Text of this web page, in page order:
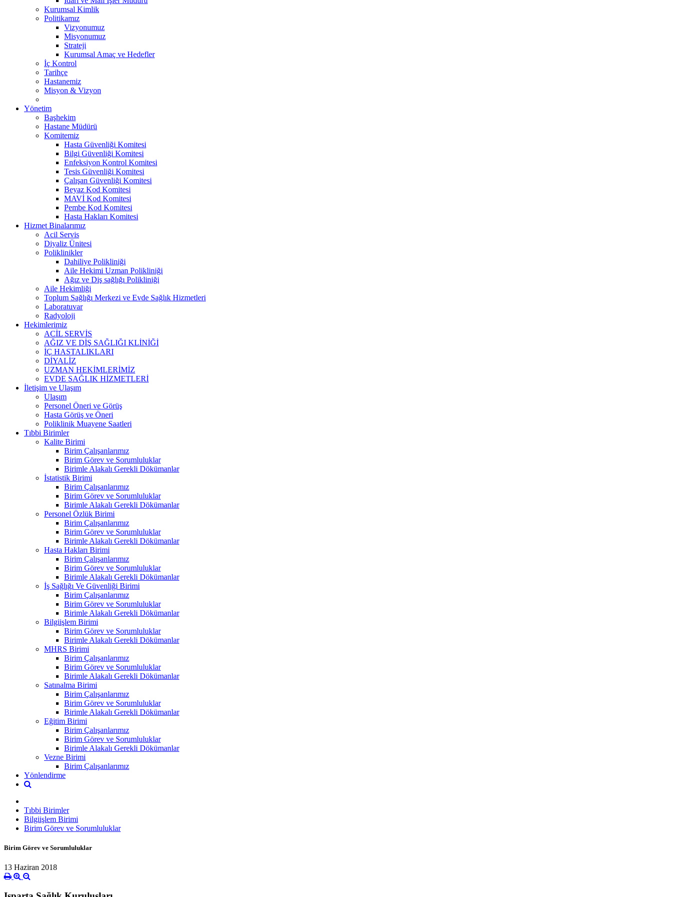
Kurumsal Kimlik
Politikamız
Vizyonumuz
Misyonumuz
Strateji
Kurumsal Amaç ve Hedefler
İç Kontrol
Tarihçe
Hastanemiz
Misyon & Vizyon
Yönetim
Başhekim
Hastane Müdürü
Komitemiz
Hasta Güvenliği Komitesi
Bilgi Güvenliği Komitesi
Enfeksiyon Kontrol Komitesi
Tesis Güvenliği Komitesi
Çalışan Güvenliği Komitesi
Beyaz Kod Komitesi
MAVİ Kod Komitesi
Pembe Kod Komitesi
Hasta Hakları Komitesi
Hizmet Binalarımız
Acil Servis
Diyaliz Ünitesi
Poliklinikler
Dahiliye Polikliniği
Aile Hekimi Uzman Polikliniği
Ağız ve Diş sağlığı Polikliniği
Aile Hekimliği
Toplum Sağlığı Merkezi ve Evde Sağlık Hizmetleri
Laboratuvar
Radyoloji
Hekimlerimiz
ACİL SERVİS
AĞIZ VE DİŞ SAĞLIĞI KLİNİĞİ
İÇ HASTALIKLARI
DİYALİZ
UZMAN HEKİMLERİMİZ
EVDE SAĞLIK HİZMETLERİ
İletişim ve Ulaşım
Ulaşım
Personel Öneri ve Görüş
Hasta Görüş ve Öneri
Poliklinik Muayene Saatleri
Tıbbi Birimler
Kalite Birimi
Birim Çalışanlarımız
Birim Görev ve Sorumluluklar
Birimle Alakalı Gerekli Dökümanlar
İstatistik Birimi
Birim Çalışanlarımız
Birim Görev ve Sorumluluklar
Birimle Alakalı Gerekli Dökümanlar
Personel Özlük Birimi
Birim Çalışanlarımız
Birim Görev ve Sorumluluklar
Birimle Alakalı Gerekli Dökümanlar
Hasta Hakları Birimi
Birim Çalışanlarımız
Birim Görev ve Sorumluluklar
Birimle Alakalı Gerekli Dökümanlar
İş Sağlığı Ve Güvenliği Birimi
Birim Çalışanlarımız
Birim Görev ve Sorumluluklar
Birimle Alakalı Gerekli Dökümanlar
Bilgiişlem Birimi
Birim Görev ve Sorumluluklar
Birimle Alakalı Gerekli Dökümanlar
MHRS Birimi
Birim Çalışanlarımız
Birim Görev ve Sorumluluklar
Birimle Alakalı Gerekli Dökümanlar
Satınalma Birimi
Birim Çalışanlarımız
Birim Görev ve Sorumluluklar
Birimle Alakalı Gerekli Dökümanlar
Eğitim Birimi
Birim Çalışanlarımız
Birim Görev ve Sorumluluklar
Birimle Alakalı Gerekli Dökümanlar
Vezne Birimi
Birim Çalışanlarımız
Yönlendirme
Tıbbi Birimler
Bilgiişlem Birimi
Birim Görev ve Sorumluluklar
Birim Görev ve Sorumluluklar
13 Haziran 2018